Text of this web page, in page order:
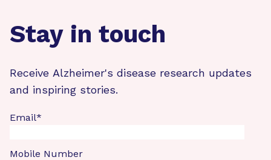
Stay in touch
Receive Alzheimer's disease research updates
and inspiring stories.
Email*
Mobile Number